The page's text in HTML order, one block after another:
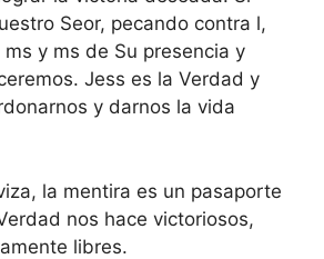
Seor, pecando contra l,
y ms de Su presencia y
Jess es la Verdad y
y darnos la vida
la mentira es un pasaporte
nos hace victoriosos,
libres.